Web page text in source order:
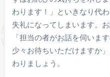
わります！」といきなり代
失礼になってしまいます。
「担当の者がお話を伺いま
少々お待ちいただけますか
わりましょう。